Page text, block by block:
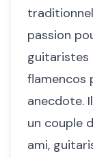
passion
guitaristes
flamencos
anecdote.
un couple
ami,